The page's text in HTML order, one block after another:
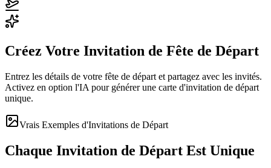
Créez Votre Invitation de Fête de Départ
Entrez les détails de votre fête de départ et partagez avec les invités.
Activez en option l'IA pour générer une carte d'invitation de départ
unique.
Vrais Exemples d'Invitations de Départ
Chaque Invitation de Départ Est Unique